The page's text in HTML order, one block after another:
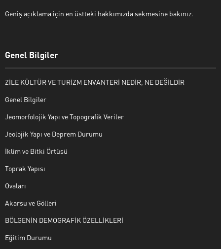
Geniş açıklama için en üstteki hakkımızda sekmesine bakınız.
Genel Bilgiler
ZİLE KÜLTÜR VE TURİZM ENVANTERİ NEDİR, NE DEĞİLDİR
Genel Bilgiler
Jeomorfolojik Yapı ve Topografik Veriler
Jeolojik Yapı ve Deprem Durumu
İklim ve Bitki Örtüsü
Toprak Yapısı
Ovaları
Akarsu ve Gölleri
BÖLGENİN DEMOGRAFİK ÖZELLİKLERİ
Eğitim Durumu